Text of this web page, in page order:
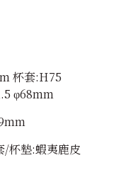
杯套:H75
φ68mm
/杯墊:蝦夷鹿皮